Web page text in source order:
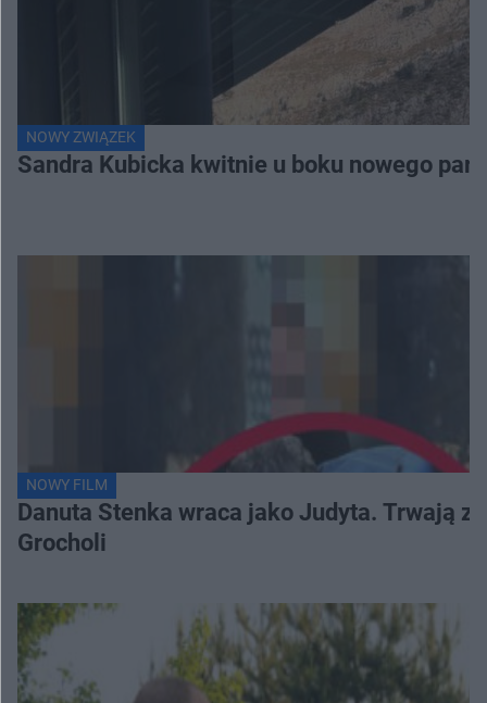
NOWY ZWIĄZEK
Sandra Kubicka kwitnie u boku nowego
NOWY FILM
Danuta Stenka wraca jako Judyta. Trwają
Grocholi